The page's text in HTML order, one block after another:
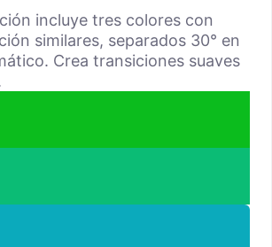
incluye tres colores con
similares, separados 30° en
Crea transiciones suaves